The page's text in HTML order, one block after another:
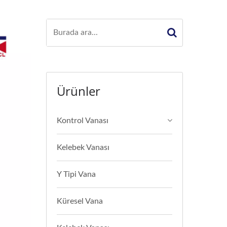
Ürünler
Kontrol Vanası
Kelebek Vanası
Y Tipi Vana
Küresel Vana